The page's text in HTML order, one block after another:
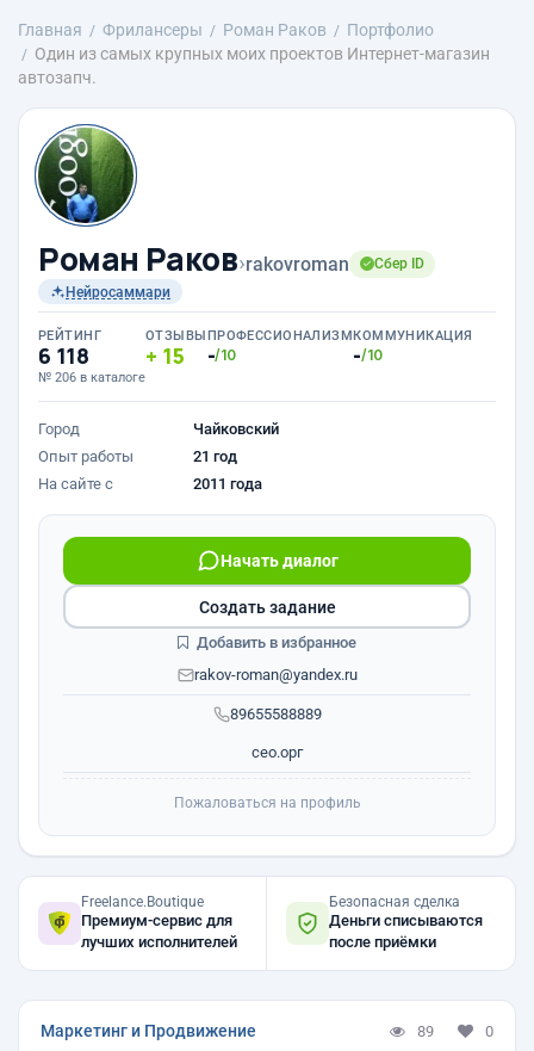
Главная Фрилансеры Роман Раков
Портфолио
Один из самых крупных моих проектов Интернет-магазин
автозапч.
Роман Раков›rakovroman
Сбер ID
Нейросаммари
РЕЙТИНГ
6 118
№ 206 в каталоге
ОТЗЫВЫ
15
ПРОФЕССИОНАЛИЗМ
-/10
КОММУНИКАЦИЯ
-/10
Город
Чайковский
Опыт работы
21 год
На сайте с
2011 года
89655588889
Начать диалог
rakov-roman@yandex.ru
сео.орг
Создать задание
Добавить в избранное
Пожаловаться на профиль
Freelance.Boutique
Премиум-сервис для
лучших исполнителей
Безопасная сделка
Деньги списываются
после приёмки
Маркетинг и Продвижение 89 0